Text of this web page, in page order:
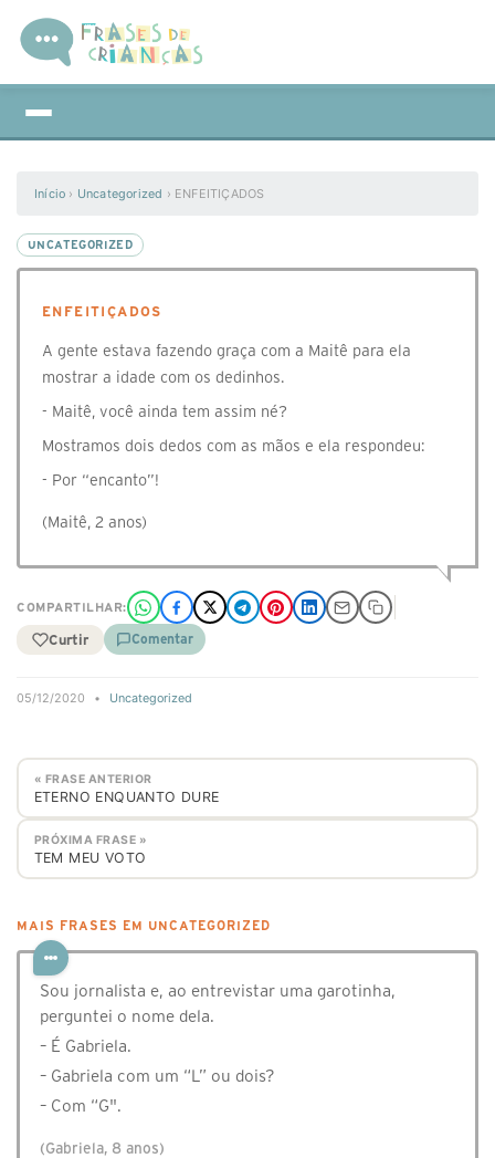
Início › Uncategorized › ENFEITIÇADOS
UNCATEGORIZED
ENFEITIÇADOS
A gente estava fazendo graça com a Maitê para ela
mostrar a idade com os dedinhos.
- Maitê, você ainda tem assim né?
Mostramos dois dedos com as mãos e ela respondeu:
- Por “encanto”!
(Maitê, 2 anos)
COMPARTILHAR:
Curtir Comentar
05/12/2020 • Uncategorized
« FRASE ANTERIOR
ETERNO ENQUANTO DURE
PRÓXIMA FRASE »
TEM MEU VOTO
MAIS FRASES EM UNCATEGORIZED
Sou jornalista e, ao entrevistar uma garotinha,
perguntei o nome dela.
– É Gabriela.
– Gabriela com um “L” ou dois?
– Com “G".
(Gabriela, 8 anos)